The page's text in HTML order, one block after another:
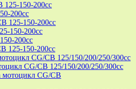
125-150-200cc
200cc
125-150-200cc
150-200cc
200cc
125-150-200cc
CG/CB 125/150/200/250/300cc
CG/CB 125/150/200/250/300cc
CG/CB